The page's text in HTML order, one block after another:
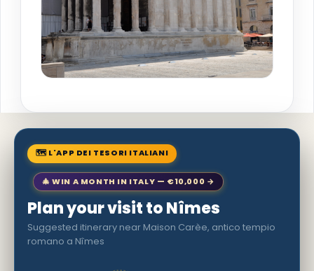
🗺 L'APP DEI TESORI ITALIANI
🎄 WIN A MONTH IN ITALY — €10,000 →
Plan your visit to Nîmes
Suggested itinerary near Maison Carèe, antico tempio
romano a Nîmes